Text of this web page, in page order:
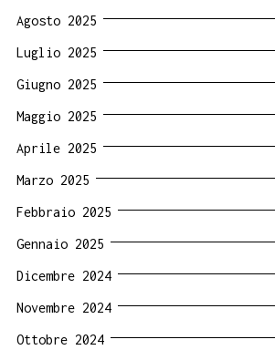
Agosto 2025
Luglio 2025
Giugno 2025
Maggio 2025
Aprile 2025
Marzo 2025
Febbraio 2025
Gennaio 2025
Dicembre 2024
Novembre 2024
Ottobre 2024